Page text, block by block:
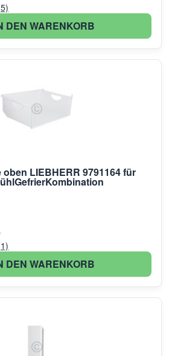
DEN WARENKORB
LIEBHERR 9791164 für
DEN WARENKORB